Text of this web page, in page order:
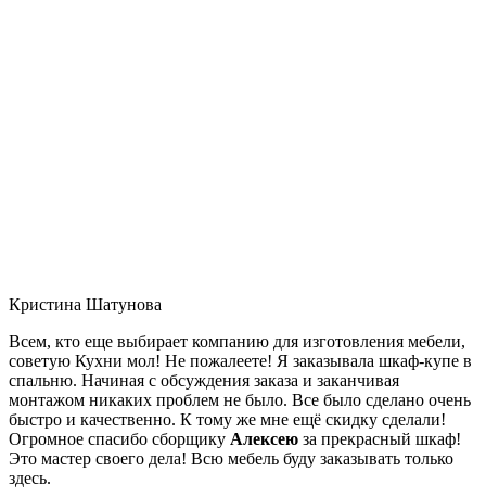
Кристина Шатунова
Всем, кто еще выбирает компанию для изготовления мебели,
советую Кухни мол! Не пожалеете! Я заказывала шкаф-купе в
спальню. Начиная с обсуждения заказа и заканчивая
монтажом никаких проблем не было. Все было сделано очень
быстро и качественно. К тому же мне ещё скидку сделали!
Огромное спасибо сборщику Алексею за прекрасный шкаф!
Это мастер своего дела! Всю мебель буду заказывать только
здесь.